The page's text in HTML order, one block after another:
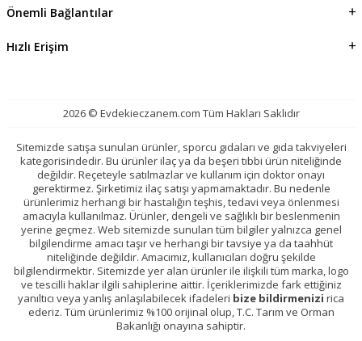
Önemli Bağlantılar
Hızlı Erişim
2026 © Evdekieczanem.com Tüm Hakları Saklıdır
Sitemizde satışa sunulan ürünler, sporcu gıdaları ve gıda takviyeleri
kategorisindedir. Bu ürünler ilaç ya da beşeri tıbbi ürün niteliğinde
değildir. Reçeteyle satılmazlar ve kullanım için doktor onayı
gerektirmez. Şirketimiz ilaç satışı yapmamaktadır. Bu nedenle
ürünlerimiz herhangi bir hastalığın teşhis, tedavi veya önlenmesi
amacıyla kullanılmaz. Ürünler, dengeli ve sağlıklı bir beslenmenin
yerine geçmez. Web sitemizde sunulan tüm bilgiler yalnızca genel
bilgilendirme amacı taşır ve herhangi bir tavsiye ya da taahhüt
niteliğinde değildir. Amacımız, kullanıcıları doğru şekilde
bilgilendirmektir. Sitemizde yer alan ürünler ile ilişkili tüm marka, logo
ve tescilli haklar ilgili sahiplerine aittir. İçeriklerimizde fark ettiğiniz
yanıltıcı veya yanlış anlaşılabilecek ifadeleri bize bildirmenizi rica
ederiz. Tüm ürünlerimiz %100 orijinal olup, T.C. Tarım ve Orman
Bakanlığı onayına sahiptir.